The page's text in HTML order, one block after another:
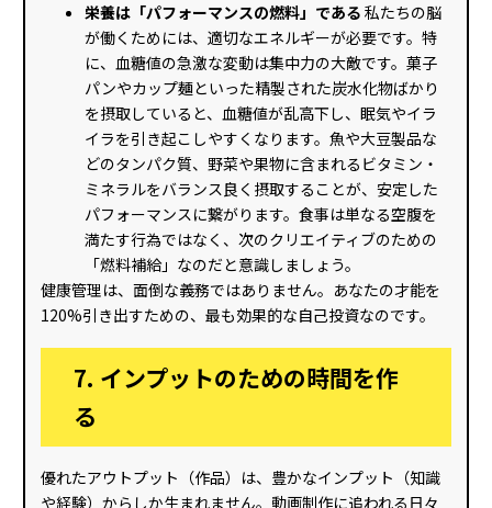
栄養は「パフォーマンスの燃料」である 私たちの脳
が働くためには、適切なエネルギーが必要です。特
に、血糖値の急激な変動は集中力の大敵です。菓子
パンやカップ麺といった精製された炭水化物ばかり
を摂取していると、血糖値が乱高下し、眠気やイラ
イラを引き起こしやすくなります。魚や大豆製品な
どのタンパク質、野菜や果物に含まれるビタミン・
ミネラルをバランス良く摂取することが、安定した
パフォーマンスに繋がります。食事は単なる空腹を
満たす行為ではなく、次のクリエイティブのための
「燃料補給」なのだと意識しましょう。
健康管理は、面倒な義務ではありません。あなたの才能を
120%引き出すための、最も効果的な自己投資なのです。
7. インプットのための時間を作
る
優れたアウトプット（作品）は、豊かなインプット（知識
や経験）からしか生まれません。動画制作に追われる日々